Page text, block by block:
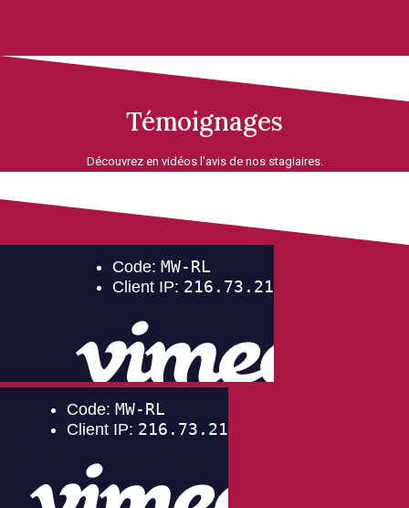
Témoignages
Découvrez en vidéos l'avis de nos stagiaires.